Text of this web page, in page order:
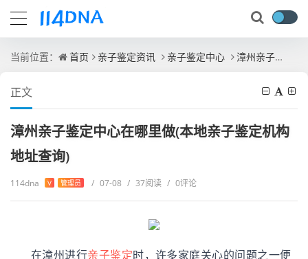
当前位置： 首页 亲子鉴定资讯 亲子鉴定中心 漳州亲子鉴定中心在哪里做(本地亲子鉴定机构地址查询)
正文
漳州亲子鉴定中心在哪里做(本地亲子鉴定机构
地址查询)
114dna V 管理员 / 07-08 / 37阅读 / 0评论
在漳州进行亲子鉴定时，许多家庭关心的问题之一便